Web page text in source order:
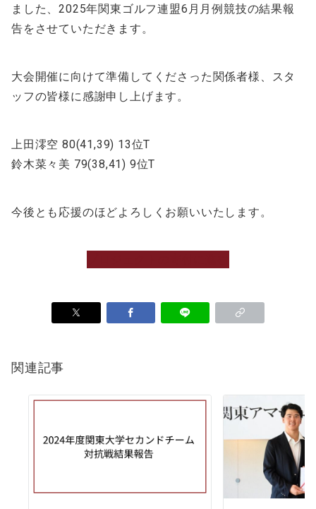
ました、2025年関東ゴルフ連盟6月月例競技の結果報
告をさせていただきます。
大会開催に向けて準備してくださった関係者様、スタ
ッフの皆様に感謝申し上げます。
上田澪空 80(41,39) 13位T
鈴木菜々美 79(38,41) 9位T
今後とも応援のほどよろしくお願いいたします。
関連記事